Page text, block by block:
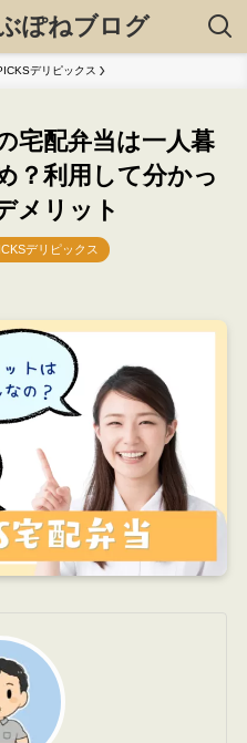
ぽねブログ
デリピックス
宅配弁当は一人暮
？利用して分かっ
メリット
デリピックス